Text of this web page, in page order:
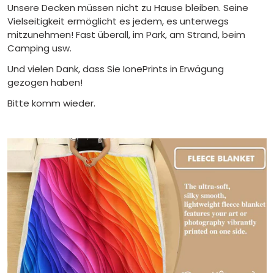
Unsere Decken müssen nicht zu Hause bleiben. Seine
Vielseitigkeit ermöglicht es jedem, es unterwegs
mitzunehmen! Fast überall, im Park, am Strand, beim
Camping usw.
Und vielen Dank, dass Sie IonePrints in Erwägung
gezogen haben!
Bitte komm wieder.